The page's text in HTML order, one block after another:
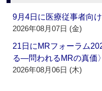
9月4日に医療従事者向
2026年08月07日 (金)
21日にMRフォーラム
る―問われるMRの真
2026年08月06日 (木)